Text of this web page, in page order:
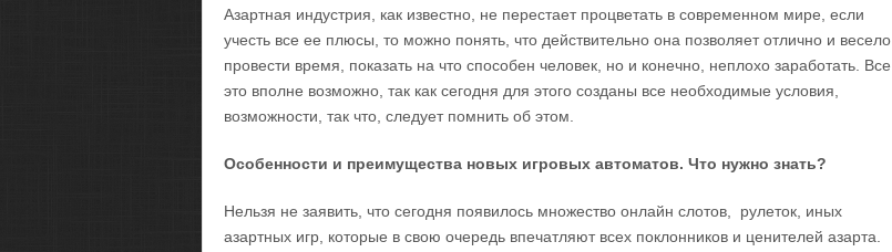
Азартная индустрия, как известно, не перестает процветать в современном мире, если
учесть все ее плюсы, то можно понять, что действительно она позволяет отлично и весело
провести время, показать на что способен человек, но и конечно, неплохо заработать. Все
это вполне возможно, так как сегодня для этого созданы все необходимые условия,
возможности, так что, следует помнить об этом.
Особенности и преимущества новых игровых автоматов. Что нужно знать?
Нельзя не заявить, что сегодня появилось множество онлайн слотов, рулеток, иных
азартных игр, которые в свою очередь впечатляют всех поклонников и ценителей азарта.